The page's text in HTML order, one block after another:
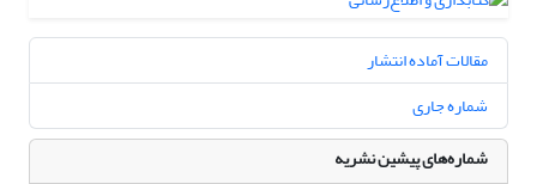
مقالات آماده انتشار
شماره جاری
شماره‌های پیشین نشریه